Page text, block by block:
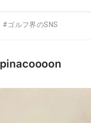
#ゴルフ界のSNS